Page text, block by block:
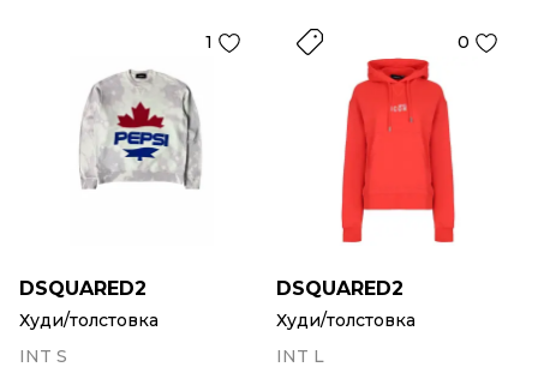
1
DSQUARED2
Худи/толстовка
INT S
0
DSQUARED2
Худи/толстовка
INT L